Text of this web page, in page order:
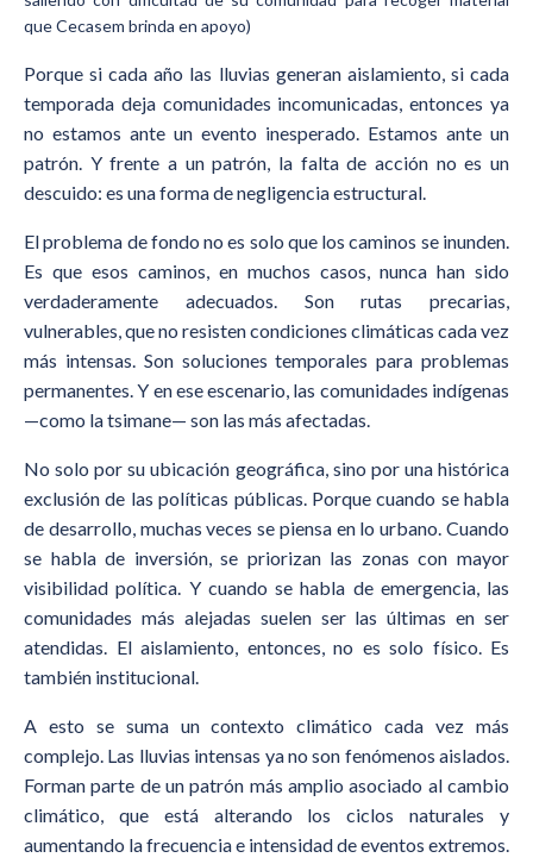
que Cecasem brinda en apoyo)
Porque si cada año las lluvias generan aislamiento, si cada
temporada deja comunidades incomunicadas, entonces ya
no estamos ante un evento inesperado. Estamos ante un
patrón. Y frente a un patrón, la falta de acción no es un
descuido: es una forma de negligencia estructural.
El problema de fondo no es solo que los caminos se inunden.
Es que esos caminos, en muchos casos, nunca han sido
verdaderamente adecuados. Son rutas precarias,
vulnerables, que no resisten condiciones climáticas cada vez
más intensas. Son soluciones temporales para problemas
permanentes. Y en ese escenario, las comunidades indígenas
—como la tsimane— son las más afectadas.
No solo por su ubicación geográfica, sino por una histórica
exclusión de las políticas públicas. Porque cuando se habla
de desarrollo, muchas veces se piensa en lo urbano. Cuando
se habla de inversión, se priorizan las zonas con mayor
visibilidad política. Y cuando se habla de emergencia, las
comunidades más alejadas suelen ser las últimas en ser
atendidas. El aislamiento, entonces, no es solo físico. Es
también institucional.
A esto se suma un contexto climático cada vez más
complejo. Las lluvias intensas ya no son fenómenos aislados.
Forman parte de un patrón más amplio asociado al cambio
climático, que está alterando los ciclos naturales y
aumentando la frecuencia e intensidad de eventos extremos.